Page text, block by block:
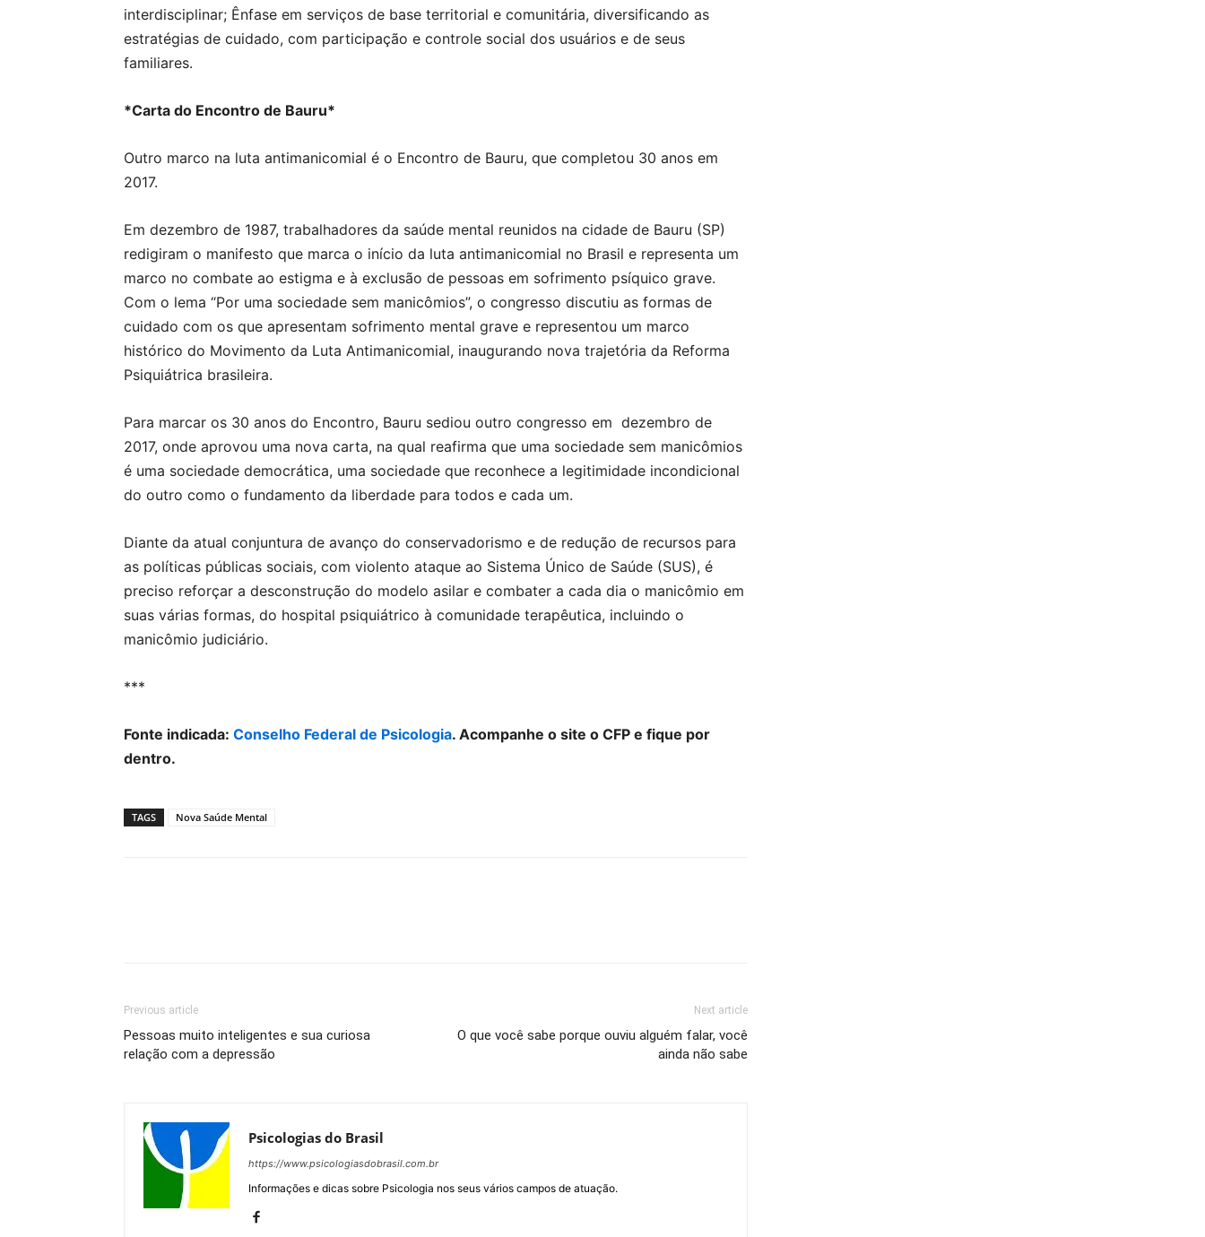
interdisciplinar; Ênfase em serviços de base territorial e comunitária, diversificando as
estratégias de cuidado, com participação e controle social dos usuários e de seus
familiares.
*Carta do Encontro de Bauru*
Outro marco na luta antimanicomial é o Encontro de Bauru, que completou 30 anos em
2017.
Em dezembro de 1987, trabalhadores da saúde mental reunidos na cidade de Bauru (SP)
redigiram o manifesto que marca o início da luta antimanicomial no Brasil e representa um
marco no combate ao estigma e à exclusão de pessoas em sofrimento psíquico grave.
Com o lema “Por uma sociedade sem manicômios”, o congresso discutiu as formas de
cuidado com os que apresentam sofrimento mental grave e representou um marco
histórico do Movimento da Luta Antimanicomial, inaugurando nova trajetória da Reforma
Psiquiátrica brasileira.
Para marcar os 30 anos do Encontro, Bauru sediou outro congresso em dezembro de
2017, onde aprovou uma nova carta, na qual reafirma que uma sociedade sem manicômios
é uma sociedade democrática, uma sociedade que reconhece a legitimidade incondicional
do outro como o fundamento da liberdade para todos e cada um.
Diante da atual conjuntura de avanço do conservadorismo e de redução de recursos para
as políticas públicas sociais, com violento ataque ao Sistema Único de Saúde (SUS), é
preciso reforçar a desconstrução do modelo asilar e combater a cada dia o manicômio em
suas várias formas, do hospital psiquiátrico à comunidade terapêutica, incluindo o
manicômio judiciário.
***
Fonte indicada: Conselho Federal de Psicologia. Acompanhe o site o CFP e fique por
dentro.
TAGS Nova Saúde Mental
Previous article
Pessoas muito inteligentes e sua curiosa
relação com a depressão
Next article
O que você sabe porque ouviu alguém falar, você
ainda não sabe
Psicologias do Brasil
https://www.psicologiasdobrasil.com.br
Informações e dicas sobre Psicologia nos seus vários campos de atuação.